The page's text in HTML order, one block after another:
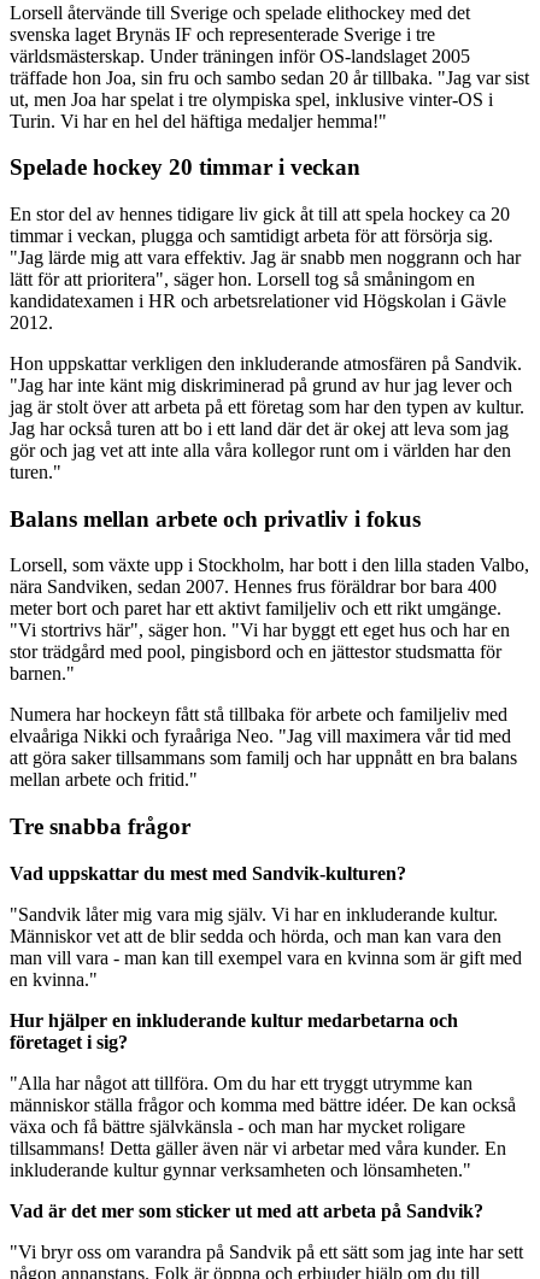
Lorsell återvände till Sverige och spelade elithockey med det
svenska laget Brynäs IF och representerade Sverige i tre
världsmästerskap. Under träningen inför OS-landslaget 2005
träffade hon Joa, sin fru och sambo sedan 20 år tillbaka. "Jag var sist
ut, men Joa har spelat i tre olympiska spel, inklusive vinter-OS i
Turin. Vi har en hel del häftiga medaljer hemma!"
Spelade hockey 20 timmar i veckan
En stor del av hennes tidigare liv gick åt till att spela hockey ca 20
timmar i veckan, plugga och samtidigt arbeta för att försörja sig.
"Jag lärde mig att vara effektiv. Jag är snabb men noggrann och har
lätt för att prioritera", säger hon. Lorsell tog så småningom en
kandidatexamen i HR och arbetsrelationer vid Högskolan i Gävle
2012.
Hon uppskattar verkligen den inkluderande atmosfären på Sandvik.
"Jag har inte känt mig diskriminerad på grund av hur jag lever och
jag är stolt över att arbeta på ett företag som har den typen av kultur.
Jag har också turen att bo i ett land där det är okej att leva som jag
gör och jag vet att inte alla våra kollegor runt om i världen har den
turen."
Balans mellan arbete och privatliv i fokus
Lorsell, som växte upp i Stockholm, har bott i den lilla staden Valbo,
nära Sandviken, sedan 2007. Hennes frus föräldrar bor bara 400
meter bort och paret har ett aktivt familjeliv och ett rikt umgänge.
"Vi stortrivs här", säger hon. "Vi har byggt ett eget hus och har en
stor trädgård med pool, pingisbord och en jättestor studsmatta för
barnen."
Numera har hockeyn fått stå tillbaka för arbete och familjeliv med
elvaåriga Nikki och fyraåriga Neo. "Jag vill maximera vår tid med
att göra saker tillsammans som familj och har uppnått en bra balans
mellan arbete och fritid."
Tre snabba frågor
Vad uppskattar du mest med Sandvik-kulturen?
"Sandvik låter mig vara mig själv. Vi har en inkluderande kultur.
Människor vet att de blir sedda och hörda, och man kan vara den
man vill vara - man kan till exempel vara en kvinna som är gift med
en kvinna."
Hur hjälper en inkluderande kultur medarbetarna och
företaget i sig?
"Alla har något att tillföra. Om du har ett tryggt utrymme kan
människor ställa frågor och komma med bättre idéer. De kan också
växa och få bättre självkänsla - och man har mycket roligare
tillsammans! Detta gäller även när vi arbetar med våra kunder. En
inkluderande kultur gynnar verksamheten och lönsamheten."
Vad är det mer som sticker ut med att arbeta på Sandvik?
"Vi bryr oss om varandra på Sandvik på ett sätt som jag inte har sett
någon annanstans. Folk är öppna och erbjuder hjälp om du till